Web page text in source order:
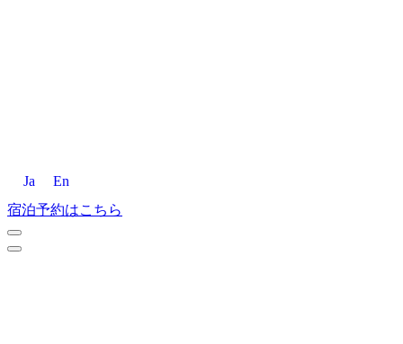
Ja
En
宿泊予約はこちら